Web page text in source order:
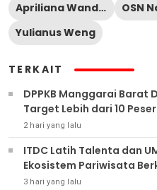
Apriliana Wandira
Yulianus Weng
TERKAIT
DPPKB Manggarai Barat
Target Lebih dari 10
2 hari yang lalu
ITDC Latih Talenta dan
Ekosistem Pariwisata
3 hari yang lalu